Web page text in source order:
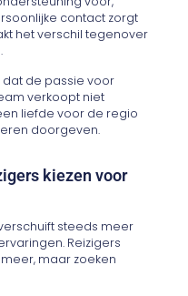
contact zorgt
het verschil tegenover
dat de passie voor
verkoopt niet
liefde voor de regio
doorgeven.
kiezen voor
steeds meer
Reizigers
maar zoeken